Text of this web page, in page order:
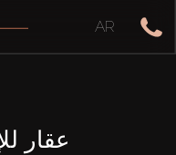
AR
عقار